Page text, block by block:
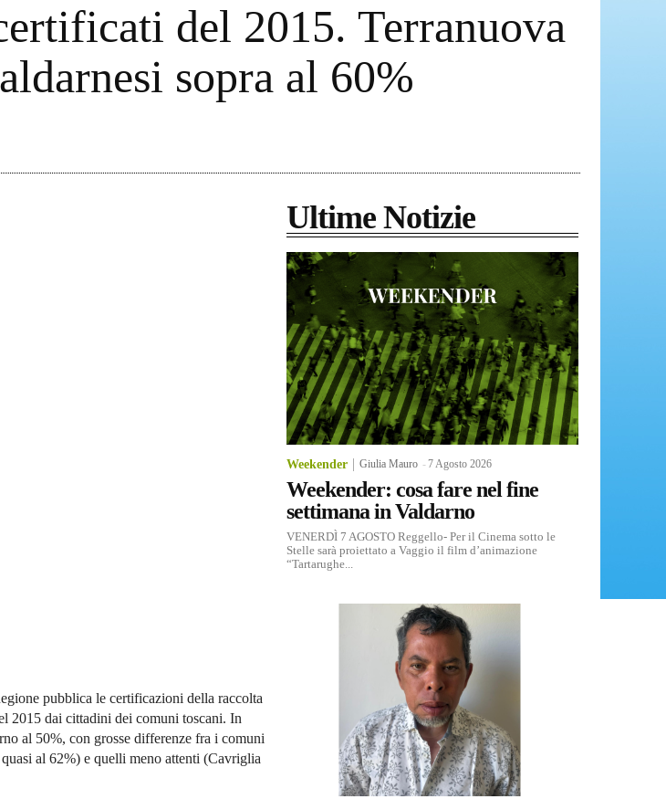
del 2015. Terranuova
sopra al 60%
pubblica le certificazioni della raccolta
2015 dai cittadini dei comuni toscani. In
al 50%, con grosse differenze fra i comuni
al 62%) e quelli meno attenti (Cavriglia
Ultime Notizie
Weekender Giulia Mauro -7 Agosto 2026
Weekender: cosa fare nel fine
settimana in Valdarno
VENERDÌ 7 AGOSTO Reggello- Per il Cinema sotto le
Stelle sarà proiettato a Vaggio il film d’animazione
“Tartarughe...